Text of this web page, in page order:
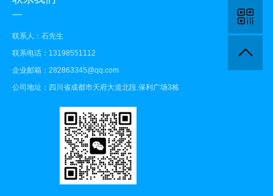
联系人：石先生
联系电话：13198551112
企业邮箱：282863345@qq.com
公司地址：四川省成都市天府大道北段.保利广场3栋